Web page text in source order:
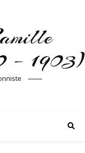
– 1903)